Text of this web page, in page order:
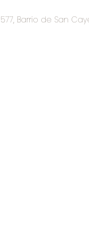
Barrio de San